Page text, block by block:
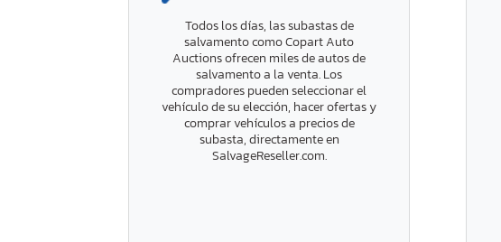
Todos los días, las subastas de
salvamento como Copart Auto
Auctions ofrecen miles de autos de
salvamento a la venta. Los
compradores pueden seleccionar el
vehículo de su elección, hacer ofertas y
comprar vehículos a precios de
subasta, directamente en
SalvageReseller.com.